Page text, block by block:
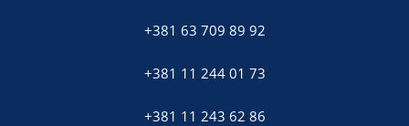
+381 63 709 89 92
+381 11 244 01 73
+381 11 243 62 86